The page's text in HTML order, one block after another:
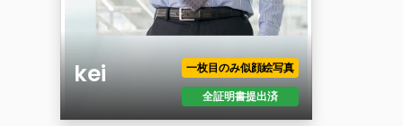
kei
一枚目のみ似顔絵写真
全証明書提出済